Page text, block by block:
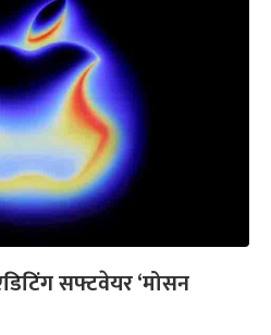
सफ्टवेयर ‘मोसन